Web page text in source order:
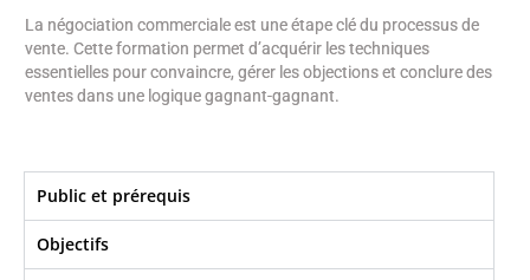
La négociation commerciale est une étape clé du processus de
vente. Cette formation permet d’acquérir les techniques
essentielles pour convaincre, gérer les objections et conclure des
ventes dans une logique gagnant-gagnant.
Public et prérequis
Objectifs​